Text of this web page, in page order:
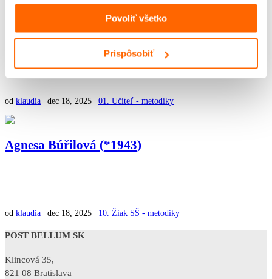
Povoliť všetko
Prispôsobiť
Agnesa Búřilová (*1943)
od klaudia dec 18, 2025 01. Učiteľ - metodiky
Agnesa Búřilová (*1943)
od klaudia dec 18, 2025 10. Žiak SŠ - metodiky
POST BELLUM SK
Klincová 35,
821 08 Bratislava